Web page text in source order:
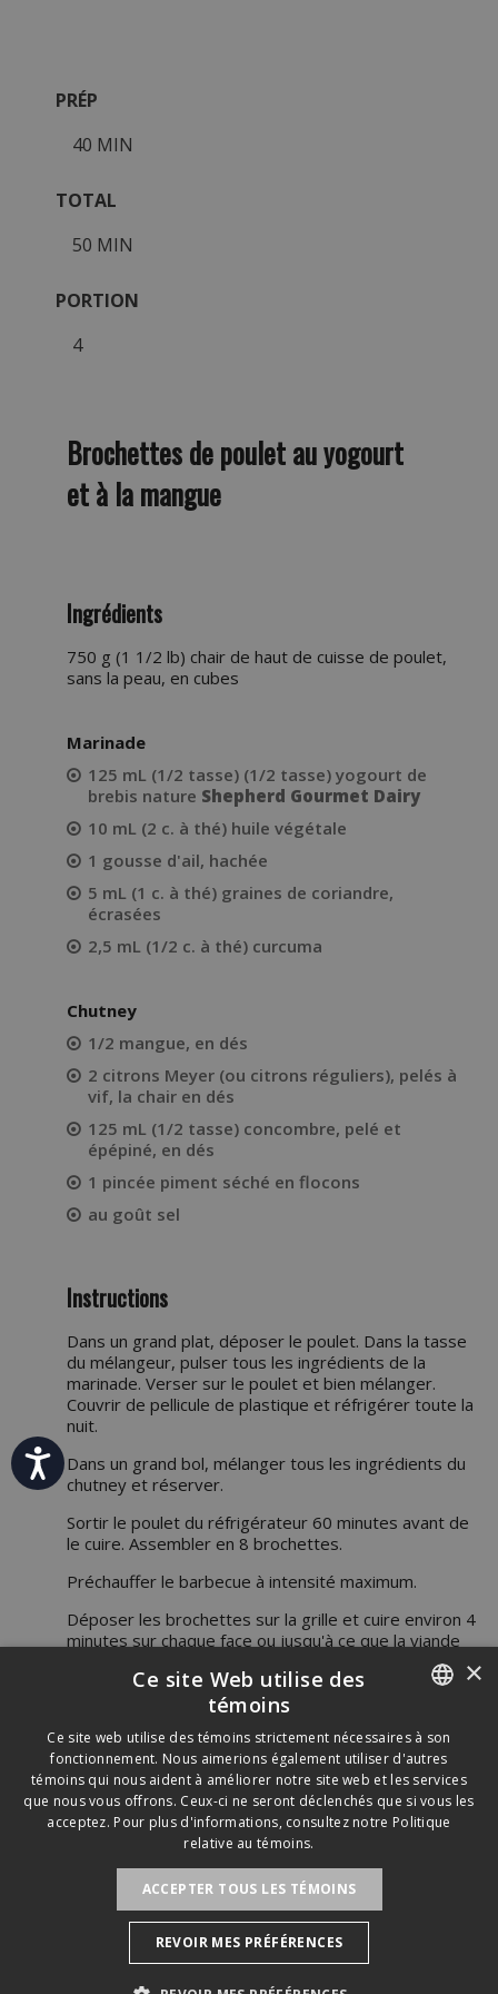
Accessibility
PRÉP
40 MIN
TOTAL
50 MIN
PORTION
4
Brochettes de poulet au yogourt
et à la mangue
Ingrédients
750 g (1 1/2 lb) chair de haut de cuisse de poulet,
sans la peau, en cubes
Marinade
125 mL (1/2 tasse) (1/2 tasse) yogourt de
brebis nature Shepherd Gourmet Dairy
10 mL (2 c. à thé) huile végétale
1 gousse d'ail, hachée
5 mL (1 c. à thé) graines de coriandre,
écrasées
2,5 mL (1/2 c. à thé) curcuma
Chutney
1/2 mangue, en dés
2 citrons Meyer (ou citrons réguliers), pelés à
vif, la chair en dés
125 mL (1/2 tasse) concombre, pelé et
épépiné, en dés
1 pincée piment séché en flocons
au goût sel
Instructions
Dans un grand plat, déposer le poulet. Dans la tasse
du mélangeur, pulser tous les ingrédients de la
marinade. Verser sur le poulet et bien mélanger.
Couvrir de pellicule de plastique et réfrigérer toute la
nuit.
Dans un grand bol, mélanger tous les ingrédients du
chutney et réserver.
Sortir le poulet du réfrigérateur 60 minutes avant de
le cuire. Assembler en 8 brochettes.
Préchauffer le barbecue à intensité maximum.
Déposer les brochettes sur la grille et cuire environ 4
minutes sur chaque face ou jusqu'à ce que la viande
soit bien cuite. Jeter la marinade qui a été en contact
avec le poulet cru.
2026Saputo inc. Tous droits réservés.
Politique de confidentialité
Politique relative aux
Avis légal
ENGLISH
×
Ce site Web utilise des
témoins
Ce site web utilise des témoins strictement nécessaires à son
fonctionnement. Nous aimerions également utiliser d'autres
témoins qui nous aident à améliorer notre site web et les services
que nous vous offrons. Ceux-ci ne seront déclenchés que si vous les
acceptez. Pour plus d'informations, consultez notre Politique
relative au témoins.
ACCEPTER TOUS LES TÉMOINS
REVOIR MES PRÉFÉRENCES